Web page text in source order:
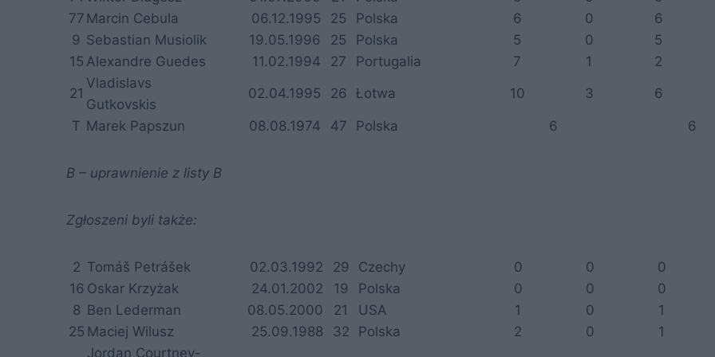
77 Marcin Cebula 06.12.1995 25 Polska 6 0 6
9 Sebastian Musiolik 19.05.1996 25 Polska 5 0 5
15 Alexandre Guedes 11.02.1994 27 Portugalia 7 1 2
21
Vladislavs
Gutkovskis
02.04.1995 26 Łotwa 10 3 6
T Marek Papszun 08.08.1974 47 Polska 6 6
B – uprawnienie z listy B
Zgłoszeni byli także:
2 Tomáš Petrášek 02.03.1992 29 Czechy 0 0 0
16 Oskar Krzyżak 24.01.2002 19 Polska 0 0 0
8 Ben Lederman 08.05.2000 21 USA 1 0 1
25 Maciej Wilusz 25.09.1988 32 Polska 2 0 1
Jordan Courtney-